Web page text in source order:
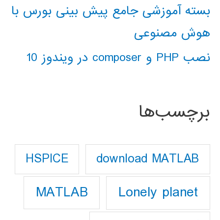
بسته آموزشی جامع پیش بینی بورس با
هوش مصنوعی
نصب PHP و composer در ویندوز 10
برچسب‌ها
download MATLAB
HSPICE
Lonely planet
MATLAB